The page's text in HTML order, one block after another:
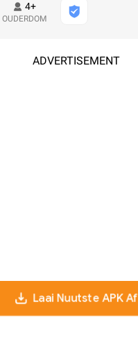
4+
OUDERDOM
ADVERTISEMENT
Laai Nuutste APK Af